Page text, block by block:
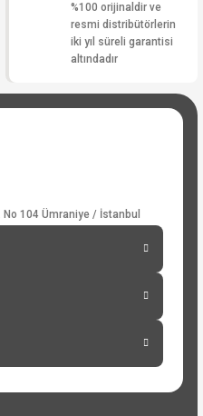
%100 orijinaldir ve
resmi distribütörlerin
iki yıl süreli garantisi
altındadır
104 Ümraniye / İstanbul